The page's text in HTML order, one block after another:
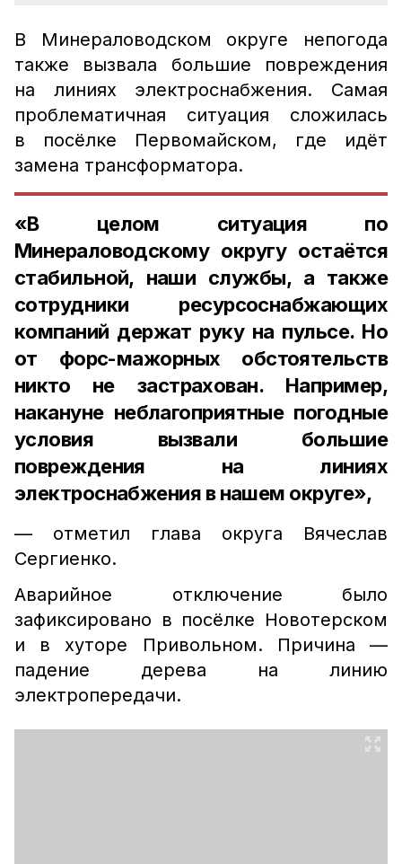
В Минераловодском округе непогода
также вызвала большие повреждения
на линиях электроснабжения. Самая
проблематичная ситуация сложилась
в посёлке Первомайском, где идёт
замена трансформатора.
«В целом ситуация по
Минераловодскому округу остаётся
стабильной, наши службы, а также
сотрудники ресурсоснабжающих
компаний держат руку на пульсе. Но
от форс-мажорных обстоятельств
никто не застрахован. Например,
накануне неблагоприятные погодные
условия вызвали большие
повреждения на линиях
электроснабжения в нашем округе»,
— отметил глава округа Вячеслав
Сергиенко.
Аварийное отключение было
зафиксировано в посёлке Новотерском
и в хуторе Привольном. Причина —
падение дерева на линию
электропередачи.